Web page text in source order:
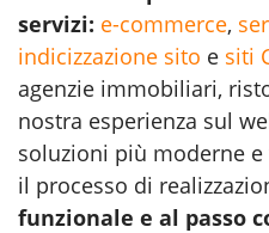
servizi: e-commerce,
indicizzazione sito e siti
agenzie immobiliari,
nostra esperienza sul
soluzioni più moderne
il processo di
funzionale e al passo